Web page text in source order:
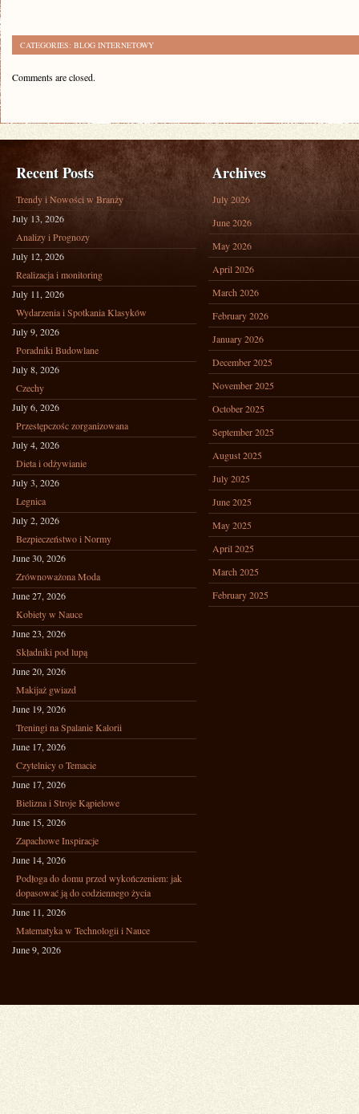
CATEGORIES: BLOG INTERNETOWY
Comments are closed.
Recent Posts
Trendy i Nowości w Branży
July 13, 2026
Analizy i Prognozy
July 12, 2026
Realizacja i monitoring
July 11, 2026
Wydarzenia i Spotkania Klasyków
July 9, 2026
Poradniki Budowlane
July 8, 2026
Czechy
July 6, 2026
Przestępczośc zorganizowana
July 4, 2026
Dieta i odżywianie
July 3, 2026
Legnica
July 2, 2026
Bezpieczeństwo i Normy
June 30, 2026
Zrównoważona Moda
June 27, 2026
Kobiety w Nauce
June 23, 2026
Składniki pod lupą
June 20, 2026
Makijaż gwiazd
June 19, 2026
Treningi na Spalanie Kalorii
June 17, 2026
Czytelnicy o Temacie
June 17, 2026
Bielizna i Stroje Kąpielowe
June 15, 2026
Zapachowe Inspiracje
June 14, 2026
Podłoga do domu przed wykończeniem: jak
dopasować ją do codziennego życia
June 11, 2026
Matematyka w Technologii i Nauce
June 9, 2026
Archives
July 2026
June 2026
May 2026
April 2026
March 2026
February 2026
January 2026
December 2025
November 2025
October 2025
September 2025
August 2025
July 2025
June 2025
May 2025
April 2025
March 2025
February 2025